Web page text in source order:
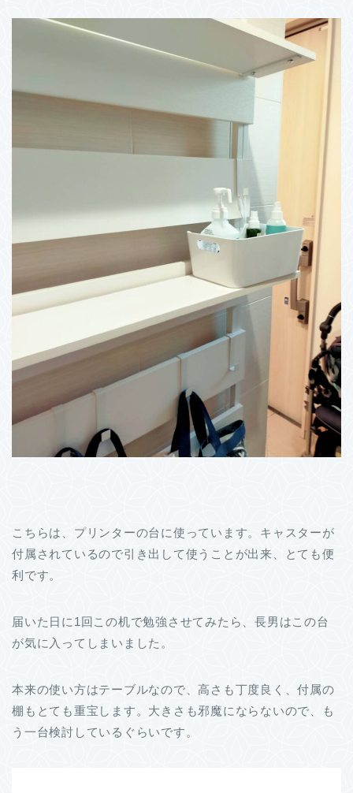
こちらは、プリンターの台に使っています。キャスターが
付属されているので引き出して使うことが出来、とても便
利です。
届いた日に1回この机で勉強させてみたら、長男はこの台
が気に入ってしまいました。
本来の使い方はテーブルなので、高さも丁度良く、付属の
棚もとても重宝します。大きさも邪魔にならないので、も
う一台検討しているぐらいです。